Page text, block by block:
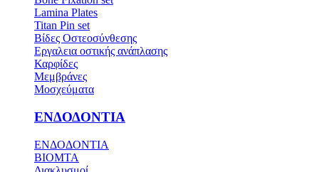
Lamina Plates
Titan Pin set
Βίδες Οστεοσύνθεσης
Εργαλεια οστικής ανάπλασης
Καρφίδες
Μεμβράνες
Μοσχεύματα
ΕΝΔΟΔΟΝΤΙΑ
ΕΝΔΟΔΟΝΤΙΑ
BIOMTA